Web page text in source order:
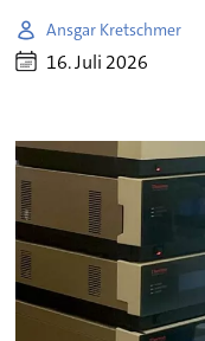
Ansgar Kretschmer
16. Juli 2026